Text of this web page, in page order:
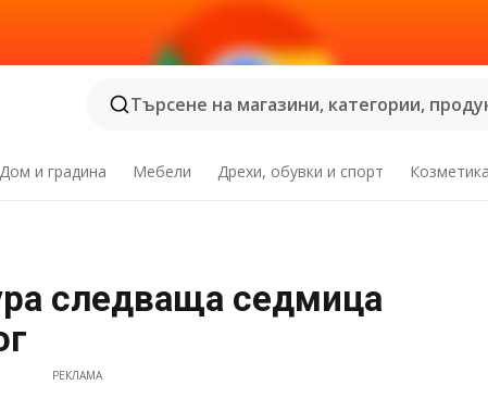
Търсене на магазини, категории,
Дом и градина Мебели Дрехи, обувки и спорт
следваща седмица
РЕКЛАМА